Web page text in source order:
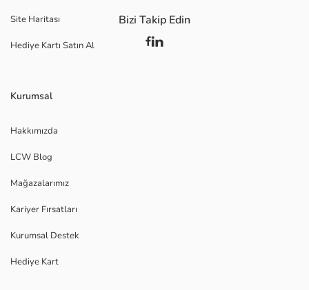
Site Haritası
Hediye Kartı Satın Al
Kurumsal
Hakkımızda
LCW Blog
Mağazalarımız
Kariyer Fırsatları
Kurumsal Destek
Hediye Kart
Bizi Takip Edin